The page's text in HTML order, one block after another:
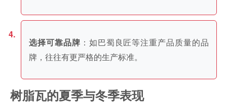
选择可靠品牌 ：如巴蜀良匠等注重产品质量的品
牌，往往有更严格的生产标准。
树脂瓦的夏季与冬季表现